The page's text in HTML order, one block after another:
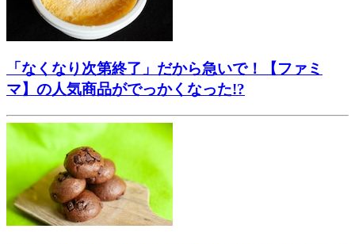
「なくなり次第終了」だから急いで！【ファミ
マ】の人気商品がでっかくなった!?